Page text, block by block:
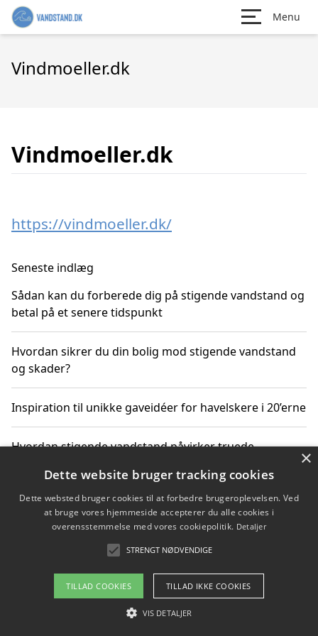
Menu
Vindmoeller.dk
Vindmoeller.dk
https://vindmoeller.dk/
Seneste indlæg
Sådan kan du forberede dig på stigende vandstand og
betal på et senere tidspunkt
Hvordan sikrer du din bolig mod stigende vandstand
og skader?
Inspiration til unikke gaveidéer for havelskere i 20’erne
Hvordan stigende vandstand påvirker truede
Sådan vælger du de bedste vandrerygsække til
vandreture i Danmark
Copyright 2026 - Pilanto Aps
Om / kontakt
×
Dette website bruger tracking cookies
Dette websted bruger cookies til at forbedre brugeroplevelsen. Ved
at bruge vores hjemmeside accepterer du alle cookies i
overensstemmelse med vores cookiepolitik. Detaljer
STRENGT NØDVENDIGE
TILLAD COOKIES TILLAD IKKE COOKIES
VIS DETALJER